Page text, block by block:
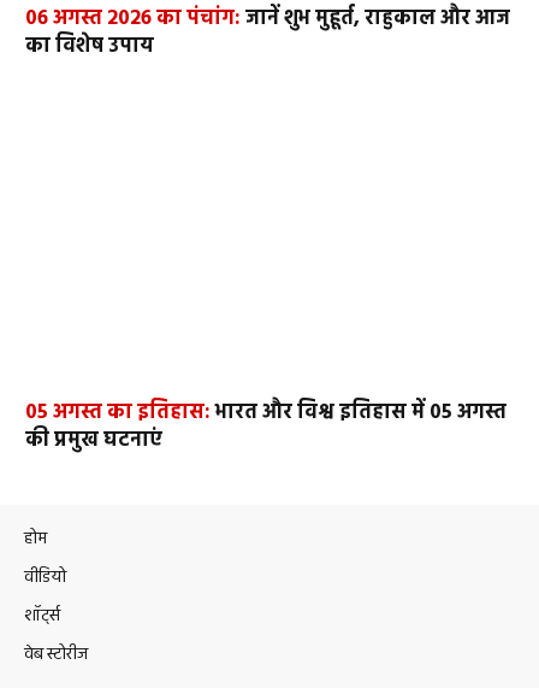
06 अगस्त 2026 का पंचांग:जानें शुभ मुहूर्त, राहुकाल और आज
का विशेष उपाय
05 अगस्त का इतिहास:भारत और विश्व इतिहास में 05 अगस्त
की प्रमुख घटनाएं
होम
वीडियो
शॉर्ट्स
वेब स्टोरीज